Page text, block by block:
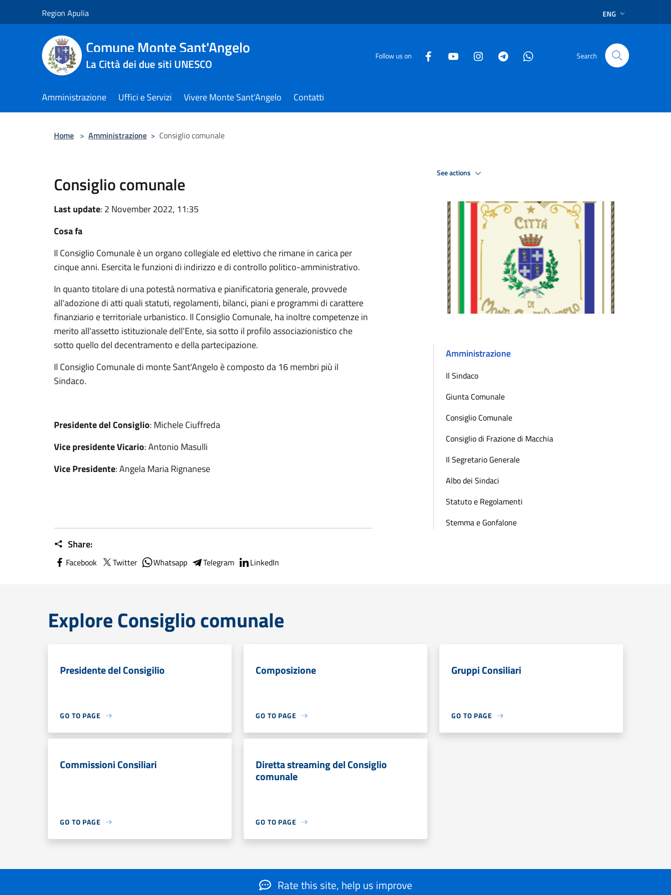
Region Apulia ENG
Comune Monte Sant'Angelo
La Città dei due siti UNESCO
Follow us on Search
Amministrazione Uffici e Servizi Vivere Monte Sant'Angelo Contatti
Home > Amministrazione > Consiglio comunale
Consiglio comunale
Last update: 2 November 2022, 11:35
Cosa fa
Il Consiglio Comunale è un organo collegiale ed elettivo che rimane in carica per
cinque anni. Esercita le funzioni di indirizzo e di controllo politico-amministrativo.
In quanto titolare di una potestà normativa e pianificatoria generale, provvede
all'adozione di atti quali statuti, regolamenti, bilanci, piani e programmi di carattere
finanziario e territoriale urbanistico. Il Consiglio Comunale, ha inoltre competenze in
merito all'assetto istituzionale dell'Ente, sia sotto il profilo associazionistico che
sotto quello del decentramento e della partecipazione.
Il Consiglio Comunale di monte Sant'Angelo è composto da 16 membri più il
Sindaco.
Presidente del Consiglio: Michele Ciuffreda
Vice presidente Vicario: Antonio Masulli
Vice Presidente: Angela Maria Rignanese
Share:
Facebook Twitter Whatsapp Telegram LinkedIn
See actions
Amministrazione
Il Sindaco
Giunta Comunale
Consiglio Comunale
Consiglio di Frazione di Macchia
Il Segretario Generale
Albo dei Sindaci
Statuto e Regolamenti
Stemma e Gonfalone
Explore Consiglio comunale
Presidente del Consigilio
GO TO PAGE
Composizione
GO TO PAGE
Gruppi Consiliari
GO TO PAGE
Commissioni Consiliari
GO TO PAGE
Diretta streaming del Consiglio
comunale
GO TO PAGE
Rate this site, help us improve